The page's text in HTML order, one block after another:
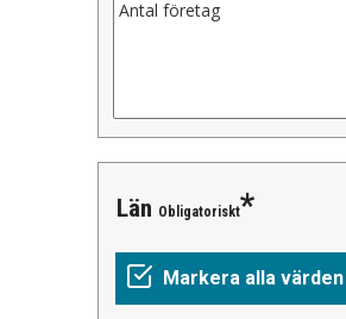
Län Obligatoriskt